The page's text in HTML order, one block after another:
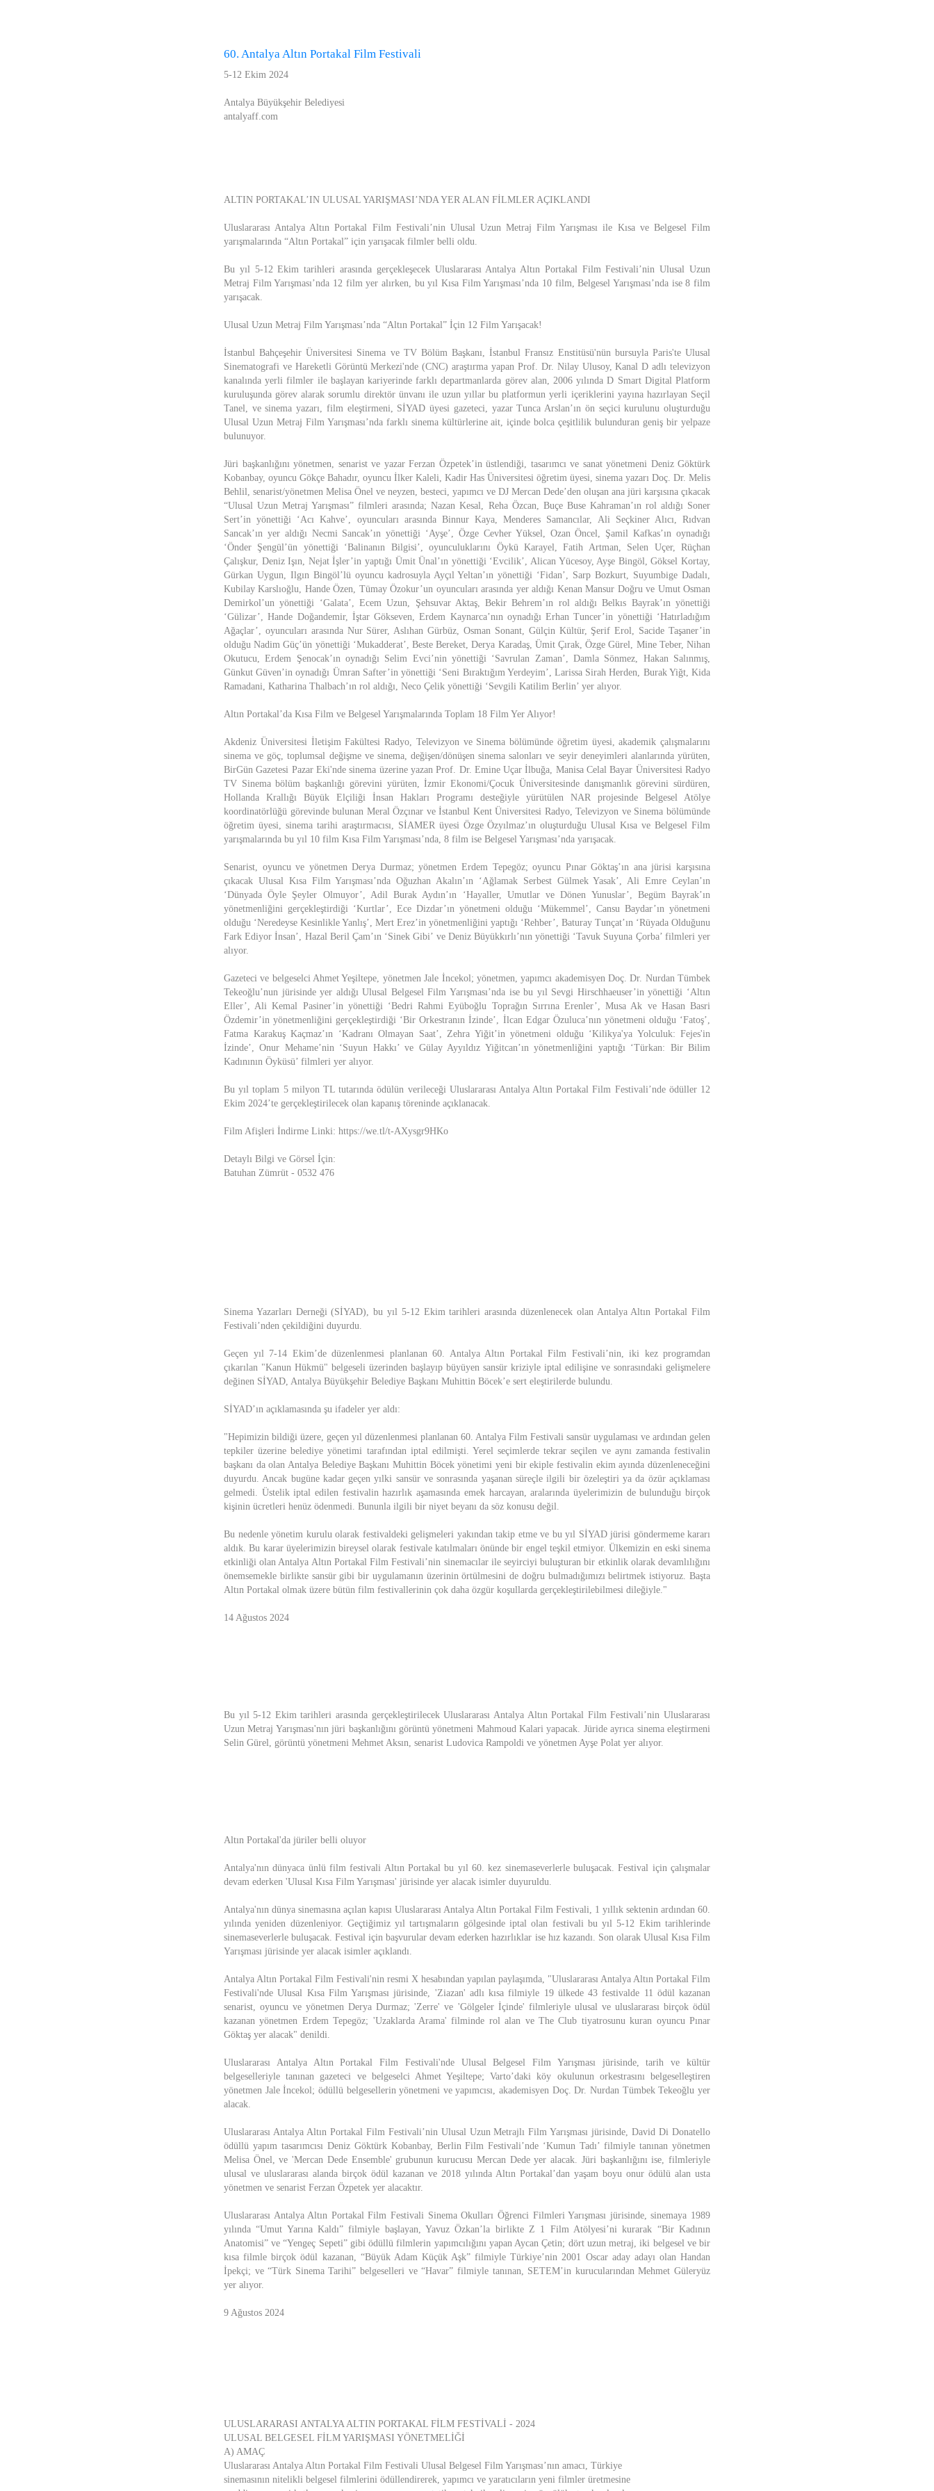
60. Antalya Altın Portakal Film Festivali
5-12 Ekim 2024
Antalya Büyükşehir Belediyesi
antalyaff.com
ALTIN PORTAKAL’IN ULUSAL YARIŞMASI’NDA YER ALAN FİLMLER AÇIKLANDI
Uluslararası Antalya Altın Portakal Film Festivali’nin Ulusal Uzun Metraj Film Yarışması ile Kısa ve Belgesel Film
yarışmalarında “Altın Portakal” için yarışacak filmler belli oldu.
Bu yıl 5-12 Ekim tarihleri arasında gerçekleşecek Uluslararası Antalya Altın Portakal Film Festivali’nin Ulusal Uzun
Metraj Film Yarışması’nda 12 film yer alırken, bu yıl Kısa Film Yarışması’nda 10 film, Belgesel Yarışması’nda ise 8 film
yarışacak.
Ulusal Uzun Metraj Film Yarışması’nda “Altın Portakal” İçin 12 Film Yarışacak!
İstanbul Bahçeşehir Üniversitesi Sinema ve TV Bölüm Başkanı, İstanbul Fransız Enstitüsü'nün bursuyla Paris'te Ulusal
Sinematografi ve Hareketli Görüntü Merkezi'nde (CNC) araştırma yapan Prof. Dr. Nilay Ulusoy, Kanal D adlı televizyon
kanalında yerli filmler ile başlayan kariyerinde farklı departmanlarda görev alan, 2006 yılında D Smart Digital Platform
kuruluşunda görev alarak sorumlu direktör ünvanı ile uzun yıllar bu platformun yerli içeriklerini yayına hazırlayan Seçil
Tanel, ve sinema yazarı, film eleştirmeni, SİYAD üyesi gazeteci, yazar Tunca Arslan’ın ön seçici kurulunu oluşturduğu
Ulusal Uzun Metraj Film Yarışması’nda farklı sinema kültürlerine ait, içinde bolca çeşitlilik bulunduran geniş bir yelpaze
bulunuyor.
Jüri başkanlığını yönetmen, senarist ve yazar Ferzan Özpetek’in üstlendiği, tasarımcı ve sanat yönetmeni Deniz Göktürk
Kobanbay, oyuncu Gökçe Bahadır, oyuncu İlker Kaleli, Kadir Has Üniversitesi öğretim üyesi, sinema yazarı Doç. Dr. Melis
Behlil, senarist/yönetmen Melisa Önel ve neyzen, besteci, yapımcı ve DJ Mercan Dede’den oluşan ana jüri karşısına çıkacak
“Ulusal Uzun Metraj Yarışması” filmleri arasında; Nazan Kesal, Reha Özcan, Buçe Buse Kahraman’ın rol aldığı Soner
Sert’in yönettiği ‘Acı Kahve’, oyuncuları arasında Binnur Kaya, Menderes Samancılar, Ali Seçkiner Alıcı, Rıdvan
Sancak’ın yer aldığı Necmi Sancak’ın yönettiği ‘Ayşe’, Özge Cevher Yüksel, Ozan Öncel, Şamil Kafkas’ın oynadığı
‘Önder Şengül’ün yönettiği ‘Balinanın Bilgisi’, oyunculuklarını Öykü Karayel, Fatih Artman, Selen Uçer, Rüçhan
Çalışkur, Deniz Işın, Nejat İşler’in yaptığı Ümit Ünal’ın yönettiği ‘Evcilik’, Alican Yücesoy, Ayşe Bingöl, Göksel Kortay,
Gürkan Uygun, Ilgın Bingöl’lü oyuncu kadrosuyla Ayçıl Yeltan’ın yönettiği ‘Fidan’, Sarp Bozkurt, Suyumbige Dadalı,
Kubilay Karslıoğlu, Hande Özen, Tümay Özokur’un oyuncuları arasında yer aldığı Kenan Mansur Doğru ve Umut Osman
Demirkol’un yönettiği ‘Galata’, Ecem Uzun, Şehsuvar Aktaş, Bekir Behrem’ın rol aldığı Belkıs Bayrak’ın yönettiği
‘Gülizar’, Hande Doğandemir, İştar Gökseven, Erdem Kaynarca’nın oynadığı Erhan Tuncer’in yönettiği ‘Hatırladığım
Ağaçlar’, oyuncuları arasında Nur Sürer, Aslıhan Gürbüz, Osman Sonant, Gülçin Kültür, Şerif Erol, Sacide Taşaner’in
olduğu Nadim Güç’ün yönettiği ‘Mukadderat’, Beste Bereket, Derya Karadaş, Ümit Çırak, Özge Gürel, Mine Teber, Nihan
Okutucu, Erdem Şenocak’ın oynadığı Selim Evci’nin yönettiği ‘Savrulan Zaman’, Damla Sönmez, Hakan Salınmış,
Günkut Güven’in oynadığı Ümran Safter’in yönettiği ‘Seni Bıraktığım Yerdeyim’, Larissa Sirah Herden, Burak Yiğt, Kida
Ramadani, Katharina Thalbach’ın rol aldığı, Neco Çelik yönettiği ‘Sevgili Katilim Berlin’ yer alıyor.
Altın Portakal’da Kısa Film ve Belgesel Yarışmalarında Toplam 18 Film Yer Alıyor!
Akdeniz Üniversitesi İletişim Fakültesi Radyo, Televizyon ve Sinema bölümünde öğretim üyesi, akademik çalışmalarını
sinema ve göç, toplumsal değişme ve sinema, değişen/dönüşen sinema salonları ve seyir deneyimleri alanlarında yürüten,
BirGün Gazetesi Pazar Eki'nde sinema üzerine yazan Prof. Dr. Emine Uçar İlbuğa, Manisa Celal Bayar Üniversitesi Radyo
TV Sinema bölüm başkanlığı görevini yürüten, İzmir Ekonomi/Çocuk Üniversitesinde danışmanlık görevini sürdüren,
Hollanda Krallığı Büyük Elçiliği İnsan Hakları Programı desteğiyle yürütülen NAR projesinde Belgesel Atölye
koordinatörlüğü görevinde bulunan Meral Özçınar ve İstanbul Kent Üniversitesi Radyo, Televizyon ve Sinema bölümünde
öğretim üyesi, sinema tarihi araştırmacısı, SİAMER üyesi Özge Özyılmaz’ın oluşturduğu Ulusal Kısa ve Belgesel Film
yarışmalarında bu yıl 10 film Kısa Film Yarışması’nda, 8 film ise Belgesel Yarışması’nda yarışacak.
Senarist, oyuncu ve yönetmen Derya Durmaz; yönetmen Erdem Tepegöz; oyuncu Pınar Göktaş’ın ana jürisi karşısına
çıkacak Ulusal Kısa Film Yarışması’nda Oğuzhan Akalın’ın ‘Ağlamak Serbest Gülmek Yasak’, Ali Emre Ceylan’ın
‘Dünyada Öyle Şeyler Olmuyor’, Adil Burak Aydın’ın ‘Hayaller, Umutlar ve Dönen Yunuslar’, Begüm Bayrak’ın
yönetmenliğini gerçekleştirdiği ‘Kurtlar’, Ece Dizdar’ın yönetmeni olduğu ‘Mükemmel’, Cansu Baydar’ın yönetmeni
olduğu ‘Neredeyse Kesinlikle Yanlış’, Mert Erez’in yönetmenliğini yaptığı ‘Rehber’, Baturay Tunçat’ın ‘Rüyada Olduğunu
Fark Ediyor İnsan’, Hazal Beril Çam’ın ‘Sinek Gibi’ ve Deniz Büyükkırlı’nın yönettiği ‘Tavuk Suyuna Çorba’ filmleri yer
alıyor.
Gazeteci ve belgeselci Ahmet Yeşiltepe, yönetmen Jale İncekol; yönetmen, yapımcı akademisyen Doç. Dr. Nurdan Tümbek
Tekeoğlu’nun jürisinde yer aldığı Ulusal Belgesel Film Yarışması’nda ise bu yıl Sevgi Hirschhaeuser’in yönettiği ‘Altın
Eller’, Ali Kemal Pasiner’in yönettiği ‘Bedri Rahmi Eyüboğlu Toprağın Sırrına Erenler’, Musa Ak ve Hasan Basri
Özdemir’in yönetmenliğini gerçekleştirdiği ‘Bir Orkestranın İzinde’, İlcan Edgar Özuluca’nın yönetmeni olduğu ‘Fatoş’,
Fatma Karakuş Kaçmaz’ın ‘Kadranı Olmayan Saat’, Zehra Yiğit’in yönetmeni olduğu ‘Kilikya'ya Yolculuk: Fejes'in
İzinde’, Onur Mehame’nin ‘Suyun Hakkı’ ve Gülay Ayyıldız Yiğitcan’ın yönetmenliğini yaptığı ‘Türkan: Bir Bilim
Kadınının Öyküsü’ filmleri yer alıyor.
Bu yıl toplam 5 milyon TL tutarında ödülün verileceği Uluslararası Antalya Altın Portakal Film Festivali’nde ödüller 12
Ekim 2024’te gerçekleştirilecek olan kapanış töreninde açıklanacak.
Film Afişleri İndirme Linki: https://we.tl/t-AXysgr9HKo
Detaylı Bilgi ve Görsel İçin:
Batuhan Zümrüt - 0532 476
Sinema Yazarları Derneği (SİYAD), bu yıl 5-12 Ekim tarihleri arasında düzenlenecek olan Antalya Altın Portakal Film
Festivali’nden çekildiğini duyurdu.
Geçen yıl 7-14 Ekim’de düzenlenmesi planlanan 60. Antalya Altın Portakal Film Festivali’nin, iki kez programdan
çıkarılan "Kanun Hükmü" belgeseli üzerinden başlayıp büyüyen sansür kriziyle iptal edilişine ve sonrasındaki gelişmelere
değinen SİYAD, Antalya Büyükşehir Belediye Başkanı Muhittin Böcek’e sert eleştirilerde bulundu.
SİYAD’ın açıklamasında şu ifadeler yer aldı:
"Hepimizin bildiği üzere, geçen yıl düzenlenmesi planlanan 60. Antalya Film Festivali sansür uygulaması ve ardından gelen
tepkiler üzerine belediye yönetimi tarafından iptal edilmişti. Yerel seçimlerde tekrar seçilen ve aynı zamanda festivalin
başkanı da olan Antalya Belediye Başkanı Muhittin Böcek yönetimi yeni bir ekiple festivalin ekim ayında düzenleneceğini
duyurdu. Ancak bugüne kadar geçen yılki sansür ve sonrasında yaşanan süreçle ilgili bir özeleştiri ya da özür açıklaması
gelmedi. Üstelik iptal edilen festivalin hazırlık aşamasında emek harcayan, aralarında üyelerimizin de bulunduğu birçok
kişinin ücretleri henüz ödenmedi. Bununla ilgili bir niyet beyanı da söz konusu değil.
Bu nedenle yönetim kurulu olarak festivaldeki gelişmeleri yakından takip etme ve bu yıl SİYAD jürisi göndermeme kararı
aldık. Bu karar üyelerimizin bireysel olarak festivale katılmaları önünde bir engel teşkil etmiyor. Ülkemizin en eski sinema
etkinliği olan Antalya Altın Portakal Film Festivali’nin sinemacılar ile seyirciyi buluşturan bir etkinlik olarak devamlılığını
önemsemekle birlikte sansür gibi bir uygulamanın üzerinin örtülmesini de doğru bulmadığımızı belirtmek istiyoruz. Başta
Altın Portakal olmak üzere bütün film festivallerinin çok daha özgür koşullarda gerçekleştirilebilmesi dileğiyle."
14 Ağustos 2024
Bu yıl 5-12 Ekim tarihleri arasında gerçekleştirilecek Uluslararası Antalya Altın Portakal Film Festivali’nin Uluslararası
Uzun Metraj Yarışması'nın jüri başkanlığını görüntü yönetmeni Mahmoud Kalari yapacak. Jüride ayrıca sinema eleştirmeni
Selin Gürel, görüntü yönetmeni Mehmet Aksın, senarist Ludovica Rampoldi ve yönetmen Ayşe Polat yer alıyor.
Altın Portakal'da jüriler belli oluyor
Antalya'nın dünyaca ünlü film festivali Altın Portakal bu yıl 60. kez sinemaseverlerle buluşacak. Festival için çalışmalar
devam ederken 'Ulusal Kısa Film Yarışması' jürisinde yer alacak isimler duyuruldu.
Antalya'nın dünya sinemasına açılan kapısı Uluslararası Antalya Altın Portakal Film Festivali, 1 yıllık sektenin ardından 60.
yılında yeniden düzenleniyor. Geçtiğimiz yıl tartışmaların gölgesinde iptal olan festivali bu yıl 5-12 Ekim tarihlerinde
sinemaseverlerle buluşacak. Festival için başvurular devam ederken hazırlıklar ise hız kazandı. Son olarak Ulusal Kısa Film
Yarışması jürisinde yer alacak isimler açıklandı.
Antalya Altın Portakal Film Festivali'nin resmi X hesabından yapılan paylaşımda, "Uluslararası Antalya Altın Portakal Film
Festivali'nde Ulusal Kısa Film Yarışması jürisinde, 'Ziazan' adlı kısa filmiyle 19 ülkede 43 festivalde 11 ödül kazanan
senarist, oyuncu ve yönetmen Derya Durmaz; 'Zerre' ve 'Gölgeler İçinde' filmleriyle ulusal ve uluslararası birçok ödül
kazanan yönetmen Erdem Tepegöz; 'Uzaklarda Arama' filminde rol alan ve The Club tiyatrosunu kuran oyuncu Pınar
Göktaş yer alacak" denildi.
Uluslararası Antalya Altın Portakal Film Festivali'nde Ulusal Belgesel Film Yarışması jürisinde, tarih ve kültür
belgeselleriyle tanınan gazeteci ve belgeselci Ahmet Yeşiltepe; Varto’daki köy okulunun orkestrasını belgeselleştiren
yönetmen Jale İncekol; ödüllü belgesellerin yönetmeni ve yapımcısı, akademisyen Doç. Dr. Nurdan Tümbek Tekeoğlu yer
alacak.
Uluslararası Antalya Altın Portakal Film Festivali’nin Ulusal Uzun Metrajlı Film Yarışması jürisinde, David Di Donatello
ödüllü yapım tasarımcısı Deniz Göktürk Kobanbay, Berlin Film Festivali’nde ‘Kumun Tadı’ filmiyle tanınan yönetmen
Melisa Önel, ve 'Mercan Dede Ensemble' grubunun kurucusu Mercan Dede yer alacak. Jüri başkanlığını ise, filmleriyle
ulusal ve uluslararası alanda birçok ödül kazanan ve 2018 yılında Altın Portakal’dan yaşam boyu onur ödülü alan usta
yönetmen ve senarist Ferzan Özpetek yer alacaktır.
Uluslararası Antalya Altın Portakal Film Festivali Sinema Okulları Öğrenci Filmleri Yarışması jürisinde, sinemaya 1989
yılında “Umut Yarına Kaldı” filmiyle başlayan, Yavuz Özkan’la birlikte Z 1 Film Atölyesi’ni kurarak “Bir Kadının
Anatomisi” ve “Yengeç Sepeti” gibi ödüllü filmlerin yapımcılığını yapan Aycan Çetin; dört uzun metraj, iki belgesel ve bir
kısa filmle birçok ödül kazanan, “Büyük Adam Küçük Aşk” filmiyle Türkiye’nin 2001 Oscar aday adayı olan Handan
İpekçi; ve “Türk Sinema Tarihi” belgeselleri ve “Havar” filmiyle tanınan, SETEM’in kurucularından Mehmet Güleryüz
yer alıyor.
9 Ağustos 2024
ULUSLARARASI ANTALYA ALTIN PORTAKAL FİLM FESTİVALİ - 2024
ULUSAL BELGESEL FİLM YARIŞMASI YÖNETMELİĞİ
A) AMAÇ
Uluslararası Antalya Altın Portakal Film Festivali Ulusal Belgesel Film Yarışması’nın amacı, Türkiye
sinemasının nitelikli belgesel filmlerini ödüllendirerek, yapımcı ve yaratıcıların yeni filmler üretmesine